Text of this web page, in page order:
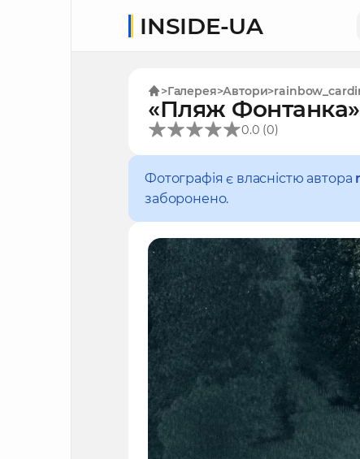
INSIDE-UA
Галерея Автори
«Пляж Фонтанка»
0.0 (0)
Фотографія є власністю автора
заборонено.